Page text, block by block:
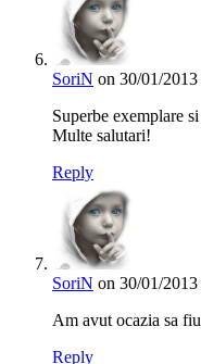
SoriN on 30/01/
Superbe exemplare
Multe salutari!
Reply
SoriN on 30/01/
Am avut ocazia sa
Reply